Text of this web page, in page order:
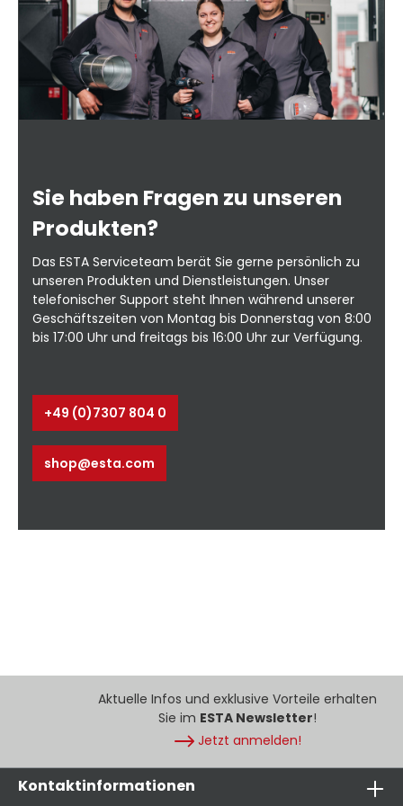
Sie haben Fragen zu unseren
Produkten?
Das ESTA Serviceteam berät Sie gerne persönlich zu
unseren Produkten und Dienstleistungen. Unser
telefonischer Support steht Ihnen während unserer
Geschäftszeiten von Montag bis Donnerstag von 8:00
bis 17:00 Uhr und freitags bis 16:00 Uhr zur Verfügung.
+49 (0)7307 804 0
shop@esta.com
Aktuelle Infos und exklusive Vorteile erhalten
Sie im ESTA Newsletter!
Jetzt anmelden!
Kontaktinformationen